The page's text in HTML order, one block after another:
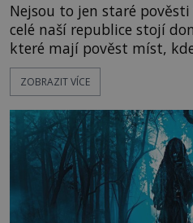
Nejsou to jen staré
celé naší republice stojí
které mají pověst míst,
ozývají nevysvětlitelné
jevy. Zatímco historici většinou hledají racionální
lokality vykazují nápadně
celé generace. A právě
ZOBRAZIT VÍCE